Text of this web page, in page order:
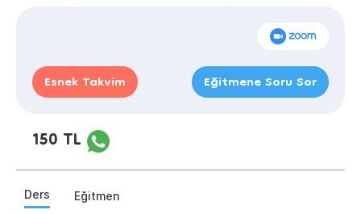
Esnek Takvim Eğitmene Soru Sor
150 TL
Ders Eğitmen